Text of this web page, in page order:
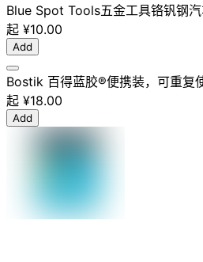
Blue Spot Tools五金工具铬钒钢
起 ¥10.00
Add
Bostik 百得蓝胶®便携装，可重复
起 ¥18.00
Add